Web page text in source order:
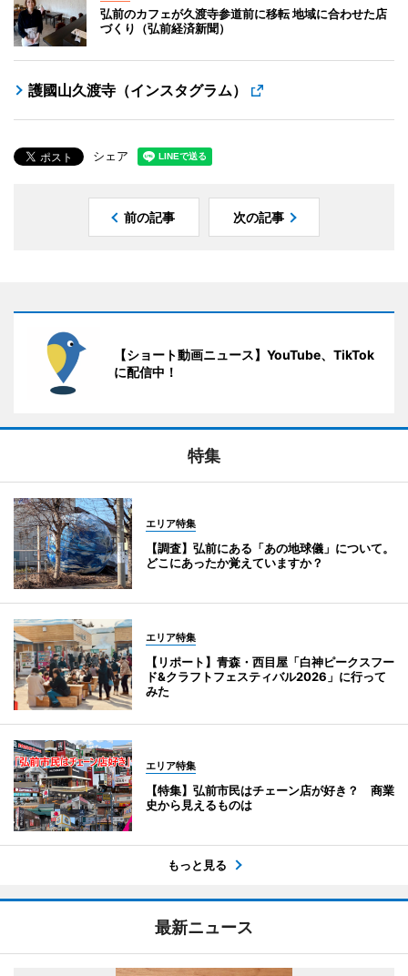
弘前のカフェが久渡寺参道前に移転 地域に合わせた店
づくり（弘前経済新聞）
護國山久渡寺（インスタグラム）
シェア
前の記事 次の記事
【ショート動画ニュース】YouTube、TikTok
に配信中！
特集
エリア特集
【調査】弘前にある「あの地球儀」について。
どこにあったか覚えていますか？
エリア特集
【リポート】青森・西目屋「白神ピークスフー
ド&クラフトフェスティバル2026」に行って
みた
エリア特集
【特集】弘前市民はチェーン店が好き？ 商業
史から見えるものは
もっと見る
最新ニュース